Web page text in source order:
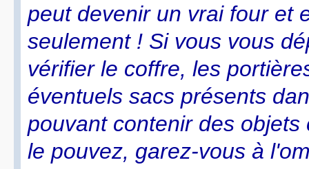
peut devenir un vrai four et
seulement ! Si vous vous
vérifier le coffre, les
éventuels sacs présents
pouvant contenir des
le pouvez, garez-vous à